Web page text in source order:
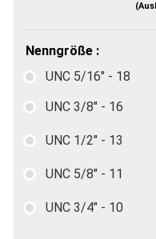
Nenngröße :
UNC 5/16" - 18
UNC 3/8" - 16
UNC 1/2" - 13
UNC 5/8" - 11
UNC 3/4" - 10